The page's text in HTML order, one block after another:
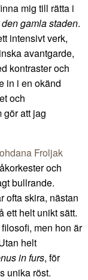
mig till rätta i
gamla staden.
intensivt verk,
avantgarde,
kontraster och
in i en okänd
och
gör att jag
Froljak
och
bullrande.
ofta skira, nästan
ett helt unikt sätt.
men hon är
helt
in furs, för
unika röst.